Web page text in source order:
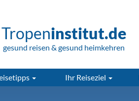
Tropeninstitut.de
gesund reisen & gesund heimkehren
Ihr Reiseziel